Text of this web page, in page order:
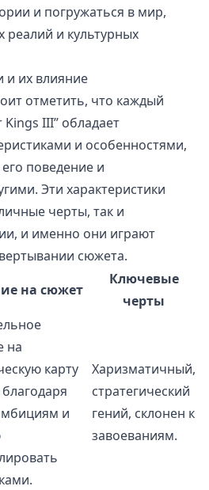
и погружаться в мир,
реалий и культурных
их влияние
отметить, что каждый
III” обладает
и особенностями,
поведение и
Эти характеристики
черты, так и
и именно они играют
сюжета.
на сюжет
Ключевые
черты
на
карту
и
Харизматичный,
стратегический
гений, склонен к
завоеваниям.